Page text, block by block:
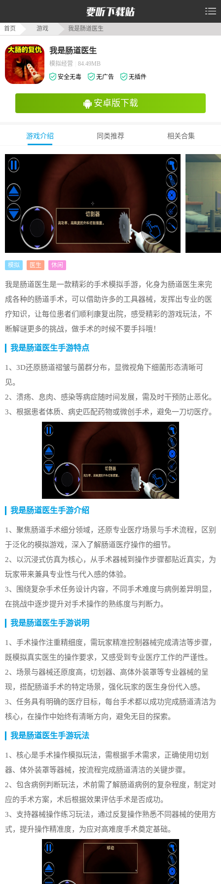
首页 游戏 我是肠道医生
我是肠道医生
模拟经营
84.49MB
安全无毒
无广告 无插件
安卓版下载
游戏介绍 同类推荐 相关合集
模拟 医生 休闲
我是肠道医生是一款精彩的手术模拟手游，化身为肠道医生来完
成各种的肠道手术，可以借助许多的工具器械，发挥出专业的医
疗知识，让每位患者们顺利康复出院，感受精彩的游戏玩法，不
断解谜更多的挑战，做手术的时候不要手抖哦！
我是肠道医生手游特点
1、3D还原肠道褶皱与菌群分布，显微视角下细菌形态清晰可
见。
2、溃疡、息肉、感染等病症随时间发展，需及时干预防止恶化。
3、根据患者体质、病史匹配药物或微创手术，避免一刀切医疗。
我是肠道医生手游介绍
1、聚焦肠道手术细分领域，还原专业医疗场景与手术流程，区别
于泛化的模拟游戏，深入了解肠道医疗操作的细节。
2、以沉浸式仿真为核心，从手术器械到操作步骤都贴近真实，为
玩家带来兼具专业性与代入感的体验。
3、围绕复杂手术任务设计内容，不同手术难度与病例差异明显，
在挑战中逐步提升对手术操作的熟练度与判断力。
我是肠道医生手游说明
1、手术操作注重精细度，需玩家精准控制器械完成清洁等步骤，
既模拟真实医生的操作要求，又感受到专业医疗工作的严谨性。
2、场景与器械还原度高，切划器、高体外装罩等专业器械的呈
现，搭配肠道手术的特定场景，强化玩家的医生身份代入感。
3、任务具有明确的医疗目标，每台手术都以成功完成肠道清洁为
核心，在操作中始终有清晰方向，避免无目的探索。
我是肠道医生手游玩法
1、核心是手术操作模拟玩法，需根据手术需求，正确使用切划
器、体外装罩等器械，按流程完成肠道清洁的关键步骤。
2、包含病例判断玩法，术前需了解肠道病例的复杂程度，制定对
应的手术方案，术后根据效果评估手术是否成功。
3、支持器械操作练习玩法，通过反复操作熟悉不同器械的使用方
式，提升操作精准度，为应对高难度手术奠定基础。